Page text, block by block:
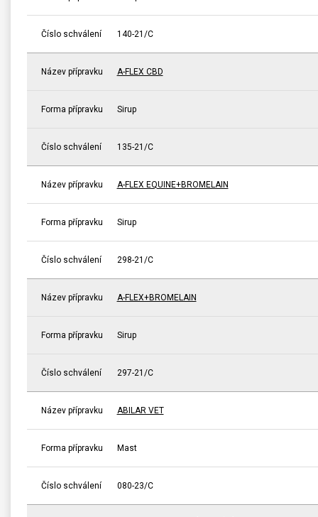
Číslo schválení 140-21/C
Název přípravku A-FLEX CBD
Forma přípravku Sirup
Číslo schválení 135-21/C
Název přípravku A-FLEX EQUINE+BROMELAIN
Forma přípravku Sirup
Číslo schválení 298-21/C
Název přípravku A-FLEX+BROMELAIN
Forma přípravku Sirup
Číslo schválení 297-21/C
Název přípravku ABILAR VET
Forma přípravku Mast
Číslo schválení 080-23/C